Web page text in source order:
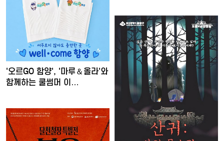
'오르GO 함양', '마루＆올라'와
함께하는 쿨썸머 이…